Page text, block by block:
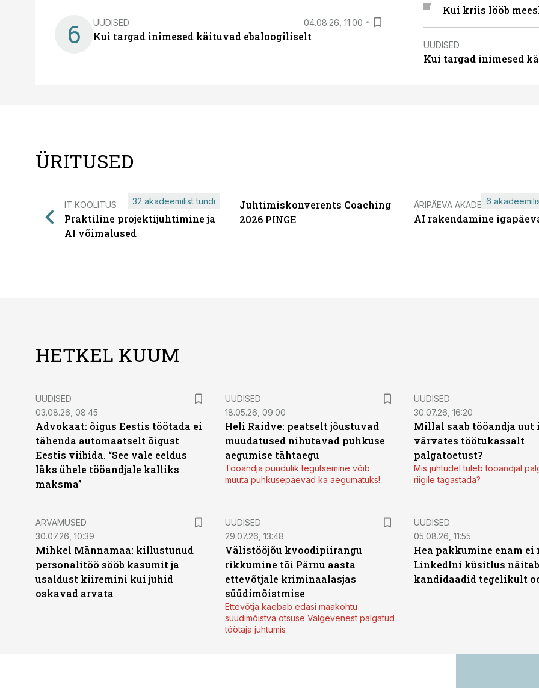
6 UUDISED 04.08.26, 11:00
Kui targad inimesed käituvad ebaloogiliselt
Kui kriis lööb
UUDISED
Kui targad inimesed
ÜRITUSED
IT KOOLITUS
Praktiline projektijuhtimine ja
AI võimalused
32 akadeemilist tundi
Juhtimiskonverents Coaching
2026 PINGE
ÄRIPÄEVA AKADEEMIA
AI rakendamine
6
HETKEL KUUM
UUDISED
03.08.26, 08:45
Advokaat: õigus Eestis töötada ei
tähenda automaatselt õigust
Eestis viibida. “See vale eeldus
läks ühele tööandjale kalliks
maksma”
UUDISED
18.05.26, 09:00
Heli Raidve: peatselt jõustuvad
muudatused nihutavad puhkuse
aegumise tähtaegu
Tööandja puudulik tegutsemine võib
muuta puhkusepäevad ka aegumatuks!
UUDISED
30.07.26, 16:20
Millal saab tööandja uut
värvates töötukassalt
palgatoetust?
Mis juhtudel tuleb tööandjal
riigile tagastada?
ARVAMUSED
30.07.26, 10:39
Mihkel Männamaa: killustunud
personalitöö sööb kasumit ja
usaldust kiiremini kui juhid
oskavad arvata
UUDISED
29.07.26, 13:48
Välistööjõu kvoodipiirangu
rikkumine tõi Pärnu aasta
ettevõtjale kriminaalasjas
süüdimõistmise
Ettevõtja kaebab edasi maakohtu
süüdimõistva otsuse Valgevenest palgatud
töötaja juhtumis
UUDISED
05.08.26, 11:55
Hea pakkumine enam ei
LinkedIni küsitlus
kandidaadid tegelikult